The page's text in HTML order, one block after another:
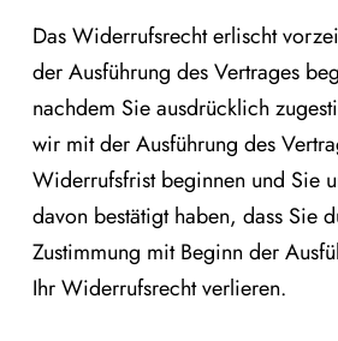
Das Widerrufsrecht erlischt
der Ausführung des Vertrages
nachdem Sie ausdrücklich
wir mit der Ausführung des
Widerrufsfrist beginnen und Sie
davon bestätigt haben, dass Sie
Zustimmung mit Beginn der
Ihr Widerrufsrecht verlieren.